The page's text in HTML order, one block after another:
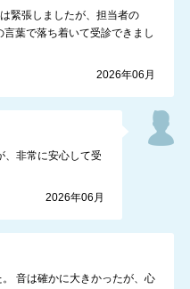
緊張しましたが、担当者の
言葉で落ち着いて受診できまし
2026年06月
、非常に安心して受
2026年06月
音は確かに大きかったが、心